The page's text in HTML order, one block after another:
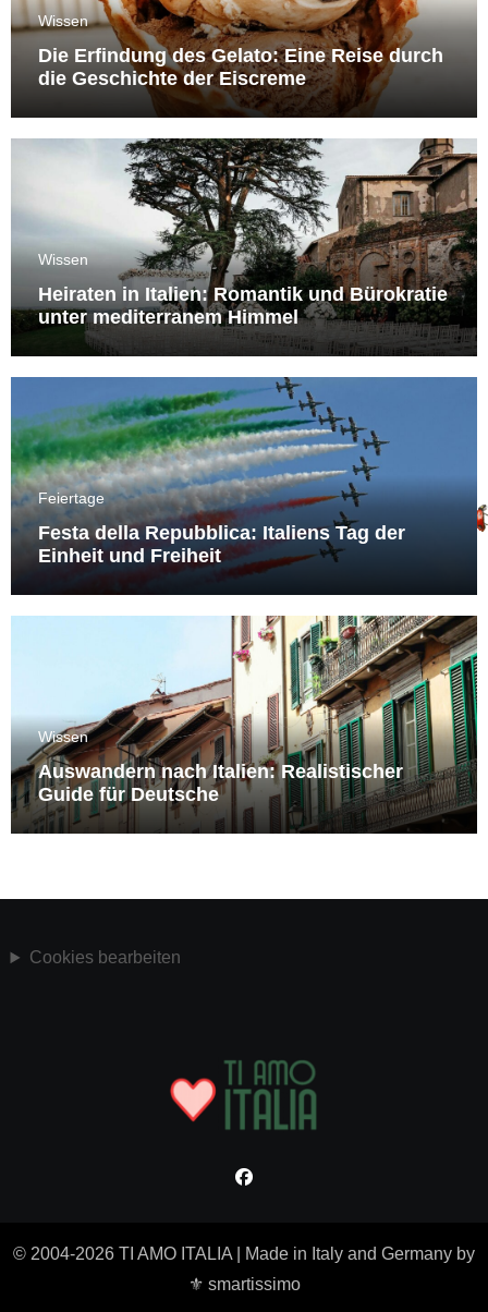
Wissen
Die Erfindung des Gelato: Eine Reise durch
die Geschichte der Eiscreme
Wissen
Heiraten in Italien: Romantik und Bürokratie
unter mediterranem Himmel
Feiertage
Festa della Repubblica: Italiens Tag der
Einheit und Freiheit
Wissen
Auswandern nach Italien: Realistischer
Guide für Deutsche
Cookies bearbeiten
© 2004-2026 TI AMO ITALIA
Made in Italy and Germany by
⚜ smartissimo